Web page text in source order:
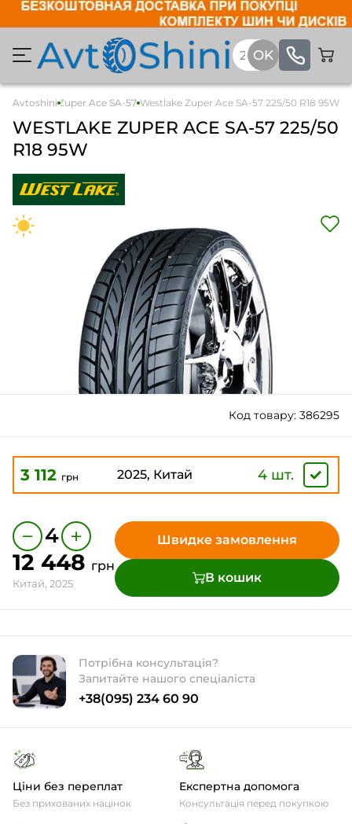
Avtoshini
Westlake Zuper Ace SA-57 Westlake Zuper Ace SA-57 225/50 R18 95W
WESTLAKE ZUPER ACE SA-57 225/50
R18 95W
Код товару: 386295
3 112 грн 2025, Китай 4 шт.
− 4 +
12 448 грн
Китай, 2025
Швидке замовлення
В кошик
Потрібна консультація?
Запитайте нашого спеціаліста
+38(095) 234 60 90
Ціни без переплат
Без прихованих націнок
Експертна допомога
Консультація перед покупкою